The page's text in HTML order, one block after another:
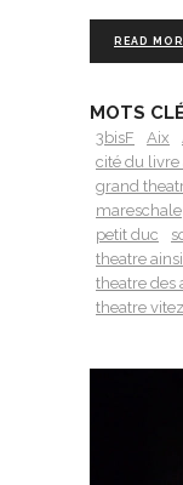
READ
MOTS
3bisF Aix
cité du livre
grand
mareschale
petit duc
theatre
theatre des
theatre vitez